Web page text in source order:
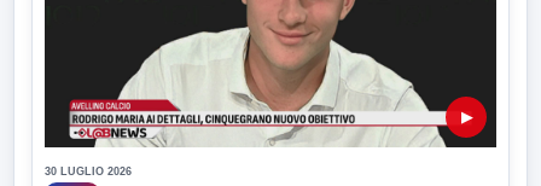
▶
30 LUGLIO 2026